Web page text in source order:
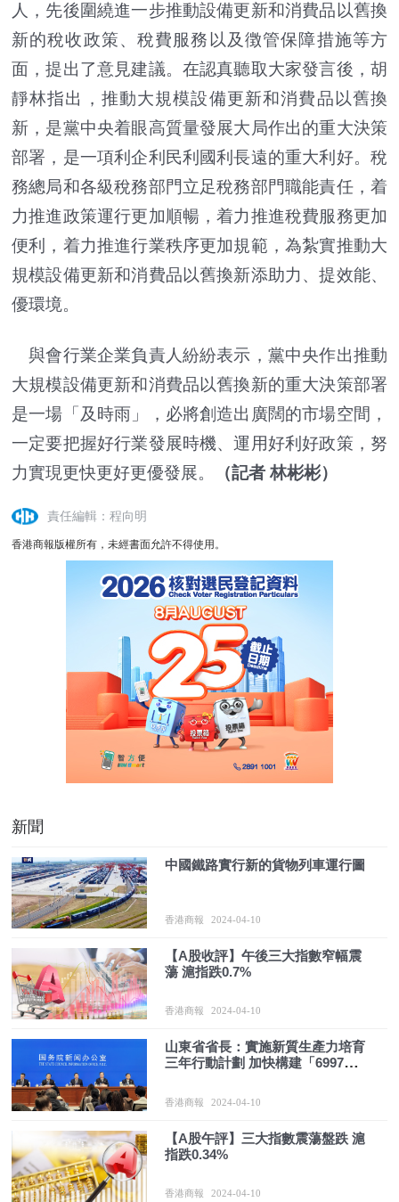
人，先後圍繞進一步推動設備更新和消費品以舊換
新的稅收政策、稅費服務以及徴管保障措施等方
面，提出了意見建議。在認真聽取大家發言後，胡
靜林指出，推動大規模設備更新和消費品以舊換
新，是黨中央着眼高質量發展大局作出的重大決策
部署，是一項利企利民利國利長遠的重大利好。稅
務總局和各級稅務部門立足稅務部門職能責任，着
力推進政策運行更加順暢，着力推進稅費服務更加
便利，着力推進行業秩序更加規範，為紮實推動大
規模設備更新和消費品以舊換新添助力、提效能、
優環境。
與會行業企業負責人紛紛表示，黨中央作出推動
大規模設備更新和消費品以舊換新的重大決策部署
是一場「及時雨」，必將創造出廣闊的市場空間，
一定要把握好行業發展時機、運用好利好政策，努
力實現更快更好更優發展。
（記者 林彬彬）
責任編輯：程向明
香港商報版權所有，未經書面允許不得使用。
新聞
中國鐵路實行新的貨物列車運行圖
香港商報 2024-04-10
【A股收評】午後三大指數窄幅震
蕩 滬指跌0.7%
香港商報 2024-04-10
山東省省長：實施新質生產力培育
三年行動計劃 加快構建「6997」現
香港商報 2024-04-10
【A股午評】三大指數震蕩盤跌 滬
指跌0.34%
香港商報 2024-04-10